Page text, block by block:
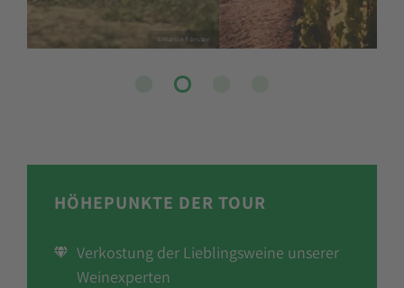
© Sebastian Weingart
HÖHEPUNKTE DER TOUR
Verkostung der Lieblingsweine unserer
Weinexperten